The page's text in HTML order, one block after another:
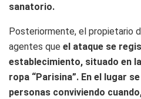
sanatorio.
Posteriormente, el propietario
agentes que el ataque se
establecimiento, situado en
ropa “Parisina”. En el lugar
personas conviviendo